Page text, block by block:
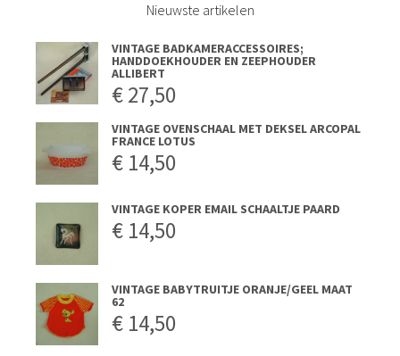
Nieuwste artikelen
VINTAGE BADKAMERACCESSOIRES;
HANDDOEKHOUDER EN ZEEPHOUDER
ALLIBERT
€27,50
VINTAGE OVENSCHAAL MET DEKSEL ARCOPAL
FRANCE LOTUS
€ 14,50
VINTAGE KOPER EMAIL SCHAALTJE PAARD
€ 14,50
VINTAGE BABYTRUITJE ORANJE/GEEL MAAT
62
€ 14,50